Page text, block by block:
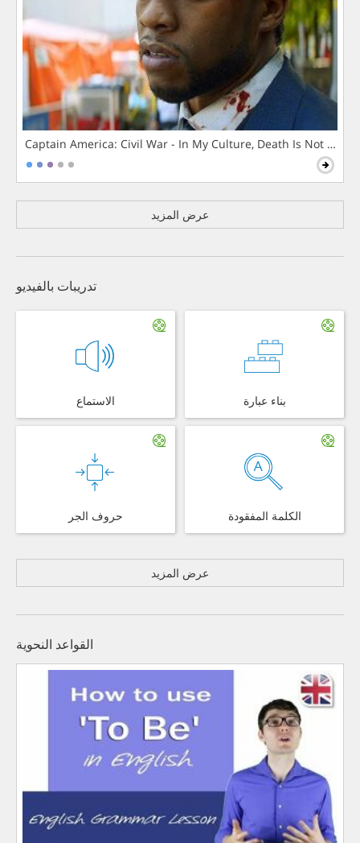
Captain America: Civil War - In My Culture, Death Is Not The
عرض المزيد
تدريبات بالفيديو
الاستماع بناء عبارة
حروف الجر الكلمة المفقودة
عرض المزيد
القواعد النحوية